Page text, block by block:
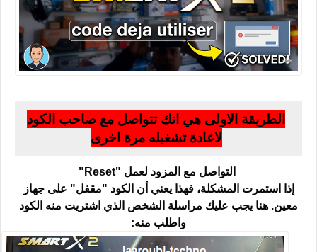
الطريقة الاولى هي انك تتواصل مع صاحب الكود
لاعادة تشغيله مرة اخرى
التواصل مع المزود لعمل "Reset"
إذا استمرت المشكلة، فهذا يعني أن الكود "مقفل" على جهاز
معين. هنا يجب عليك مراسلة الشخص الذي اشتريت منه الكود
واطلب منه: